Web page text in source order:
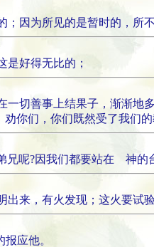
因为所见的是暂时的，所
是好得无比的；
一切善事上结果子，渐渐地
你们，你们既然受了我
兄呢?因我们都要站在 神的
来，有火发现；这火要试
应他。